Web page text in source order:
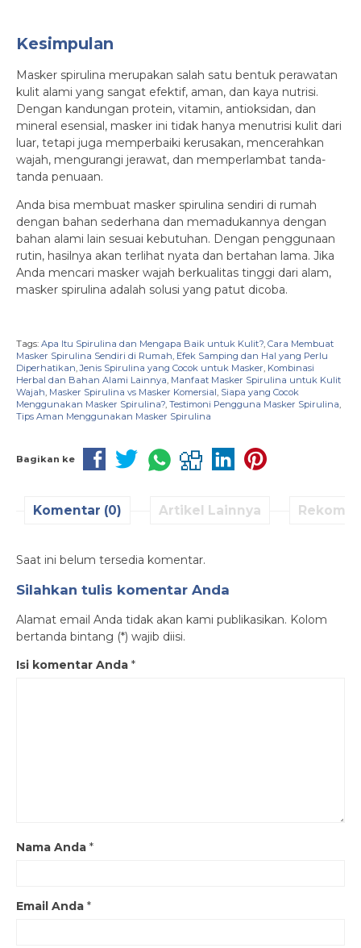
Kesimpulan
Masker spirulina merupakan salah satu bentuk perawatan
kulit alami yang sangat efektif, aman, dan kaya nutrisi.
Dengan kandungan protein, vitamin, antioksidan, dan
mineral esensial, masker ini tidak hanya menutrisi kulit dari
luar, tetapi juga memperbaiki kerusakan, mencerahkan
wajah, mengurangi jerawat, dan memperlambat tanda-
tanda penuaan.
Anda bisa membuat masker spirulina sendiri di rumah
dengan bahan sederhana dan memadukannya dengan
bahan alami lain sesuai kebutuhan. Dengan penggunaan
rutin, hasilnya akan terlihat nyata dan bertahan lama. Jika
Anda mencari masker wajah berkualitas tinggi dari alam,
masker spirulina adalah solusi yang patut dicoba.
Tags: Apa Itu Spirulina dan Mengapa Baik untuk Kulit?, Cara Membuat
Masker Spirulina Sendiri di Rumah, Efek Samping dan Hal yang Perlu
Diperhatikan,Jenis Spirulina yang Cocok untuk Masker, Kombinasi
Herbal dan Bahan Alami Lainnya, Manfaat Masker Spirulina untuk Kulit
Wajah, Masker Spirulina vs Masker Komersial, Siapa yang Cocok
Menggunakan Masker Spirulina?, Testimoni Pengguna Masker Spirulina,
Tips Aman Menggunakan Masker Spirulina
Bagikan ke
Komentar (0) Artikel Lainnya
Saat ini belum tersedia komentar.
Silahkan tulis komentar Anda
Alamat email Anda tidak akan kami publikasikan. Kolom
bertanda bintang (*) wajib diisi.
Isi komentar Anda *
Nama Anda *
Email Anda *